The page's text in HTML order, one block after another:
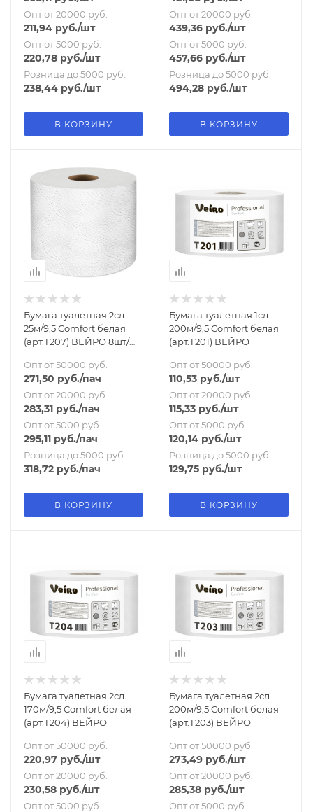
Опт от 20000 руб.
211,94 руб./шт
Опт от 5000 руб.
220,78 руб./шт
Розница до 5000 руб.
238,44 руб./шт
В КОРЗИНУ
Опт от 20000 руб.
439,36 руб./шт
Опт от 5000 руб.
457,66 руб./шт
Розница до 5000 руб.
494,28 руб./шт
В КОРЗИНУ
Бумага туалетная 2сл
25м/9,5 Comfort белая
(арт.Т207) ВЕЙРО 8шт/
Опт от 50000 руб.
271,50 руб./пач
Опт от 20000 руб.
283,31 руб./пач
Опт от 5000 руб.
295,11 руб./пач
Розница до 5000 руб.
318,72 руб./пач
В КОРЗИНУ
Бумага туалетная 1сл
200м/9,5 Comfort белая
(арт.Т201) ВЕЙРО
Опт от 50000 руб.
110,53 руб./шт
Опт от 20000 руб.
115,33 руб./шт
Опт от 5000 руб.
120,14 руб./шт
Розница до 5000 руб.
129,75 руб./шт
В КОРЗИНУ
Бумага туалетная 2сл
170м/9,5 Comfort белая
(арт.Т204) ВЕЙРО
Опт от 50000 руб.
220,97 руб./шт
Опт от 20000 руб.
230,58 руб./шт
Опт от 5000 руб.
Бумага туалетная 2сл
200м/9,5 Comfort белая
(арт.Т203) ВЕЙРО
Опт от 50000 руб.
273,49 руб./шт
Опт от 20000 руб.
285,38 руб./шт
Опт от 5000 руб.